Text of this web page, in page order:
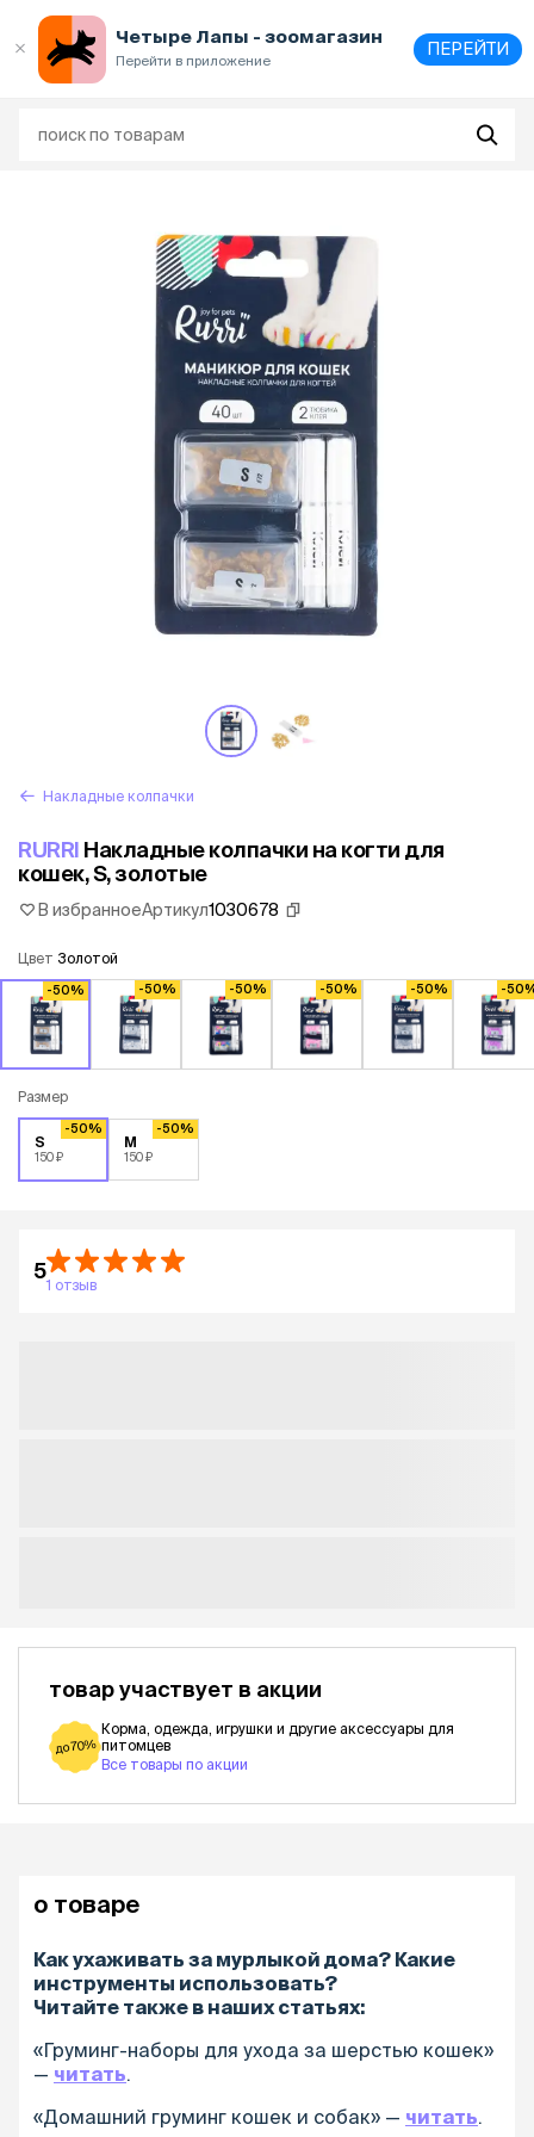
Четыре Лапы - зоомагазин
Перейти в приложение
ПЕРЕЙТИ
Накладные колпачки
RURRI Накладные колпачки на когти для
кошек, S, золотые
В избранноеАртикул1030678
Цвет Золотой
-50% -50% -50% -50% -50% -
Размер
S
150 ₽
-50%
M
150 ₽
-50%
5
1 отзыв
товар участвует в акции
до 70%
Корма, одежда, игрушки и другие аксессуары для
питомцев
Все товары по акции
о товаре
Как ухаживать за мурлыкой дома? Какие
инструменты использовать?
Читайте также в наших статьях:
«Груминг-наборы для ухода за шерстью кошек»
— читать.
«Домашний груминг кошек и собак» — читать.